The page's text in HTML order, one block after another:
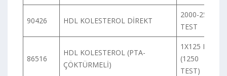
90426 HDL KOLESTEROL DİREKT
2000-2500
TEST
86516
HDL KOLESTEROL (PTA-
ÇÖKTÜRMELİ)
1X125 ML
(1250
TEST)